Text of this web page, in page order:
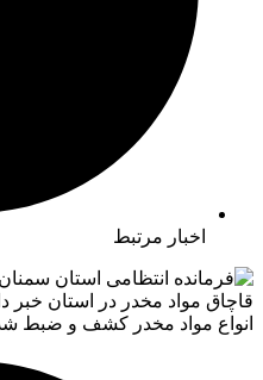
اخبار مرتبط